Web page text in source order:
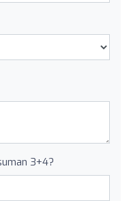
3+4?